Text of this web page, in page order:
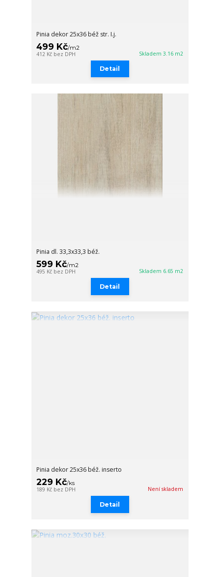
Pinia dekor 25x36 béž str. I.j.
499 Kč/m2
412 Kč bez DPH Skladem 3.16 m2
Detail
Pinia dl. 33,3x33,3 béž.
599 Kč/m2
495 Kč bez DPH Skladem 6.65 m2
Detail
Pinia dekor 25x36 béž. inserto
229 Kč/ks
189 Kč bez DPH Není skladem
Detail